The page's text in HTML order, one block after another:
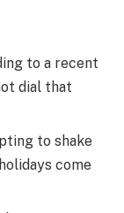
to a recent
dial that
to shake
come